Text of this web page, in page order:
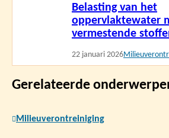
Belasting van het
oppervlaktewater
vermestende
22 januari 2026
Gerelateerde
Milieuverontreiniging